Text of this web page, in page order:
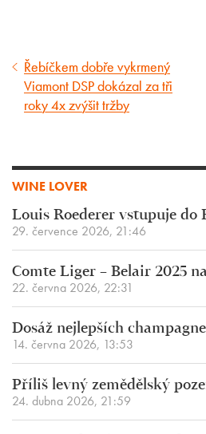
Předcházející
článek
Řebíčkem dobře vykrmený
Viamont DSP dokázal za tři
roky 4x zvýšit tržby
WINE LOVER
Louis Roederer vstupuje do
29. července 2026, 21:46
Comte Liger – Belair 2025
22. června 2026, 22:31
Dosáž nejlepších
14. června 2026, 13:53
Příliš levný zemědělský
24. dubna 2026, 21:59